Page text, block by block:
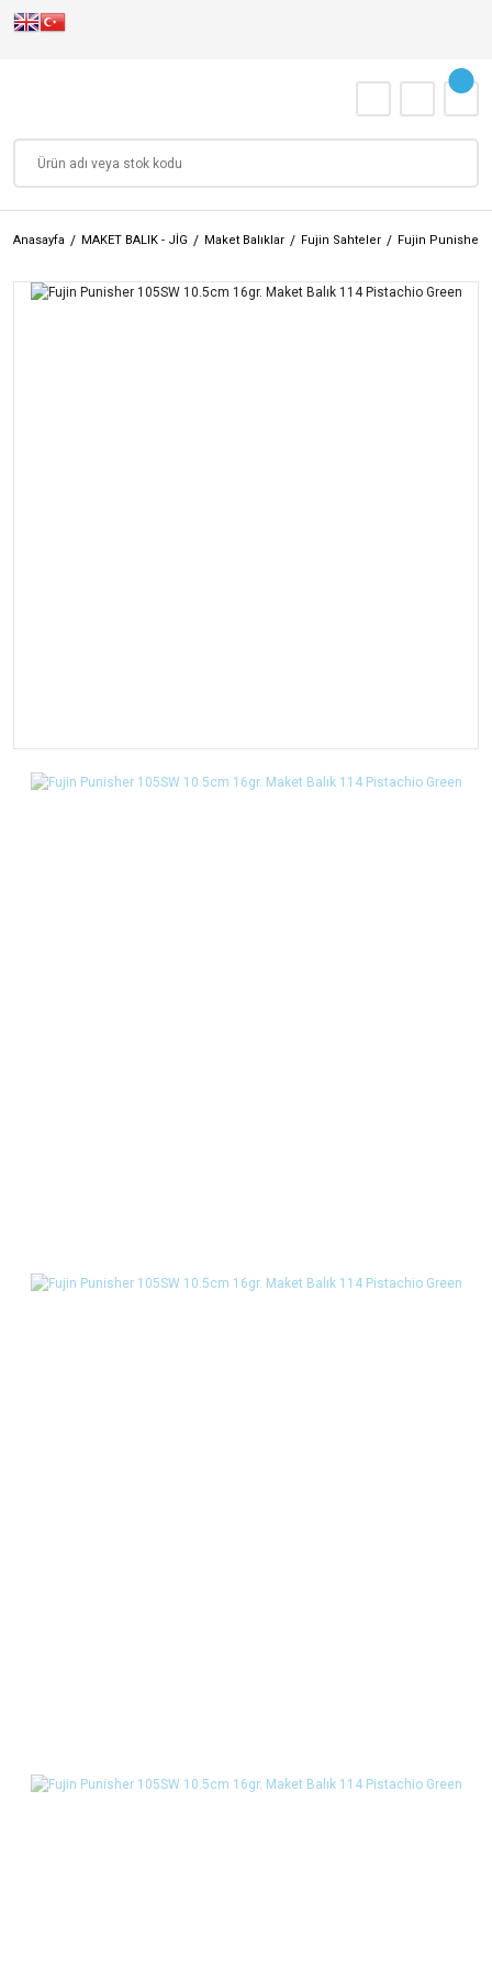
Anasayfa MAKET BALIK - JİG Maket Balıklar Fujin Sahteler Fujin Punisher